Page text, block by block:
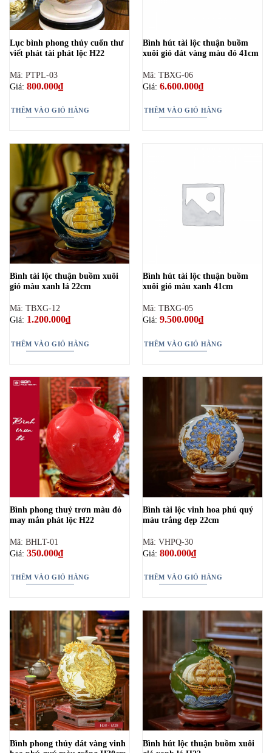
Lục bình phong thủy cuốn thư
viết phát tài phát lộc H22
Mã: PTPL-03
Giá: 800.000₫
THÊM VÀO GIỎ HÀNG
Bình hút tài lộc thuận buồm
xuôi gió dát vàng màu đỏ 41cm
Mã: TBXG-06
Giá: 6.600.000₫
THÊM VÀO GIỎ HÀNG
Bình tài lộc thuận buồm xuôi
gió màu xanh lá 22cm
Mã: TBXG-12
Giá: 1.200.000₫
THÊM VÀO GIỎ HÀNG
Bình hút tài lộc thuận buồm
xuôi gió màu xanh 41cm
Mã: TBXG-05
Giá: 9.500.000₫
THÊM VÀO GIỎ HÀNG
Bình phong thuỷ trơn màu đỏ
may mắn phát lộc H22
Mã: BHLT-01
Giá: 350.000₫
THÊM VÀO GIỎ HÀNG
Bình tài lộc vinh hoa phú quý
màu trắng đẹp 22cm
Mã: VHPQ-30
Giá: 800.000₫
THÊM VÀO GIỎ HÀNG
Bình phong thủy dát vàng vinh
Bình hút lộc thuận buồm xuôi